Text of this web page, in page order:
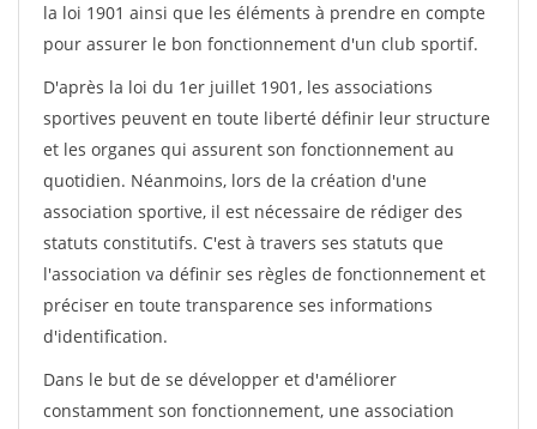
la loi 1901 ainsi que les éléments à prendre en compte
pour assurer le bon fonctionnement d'un club sportif.
D'après la loi du 1er juillet 1901, les associations
sportives peuvent en toute liberté définir leur structure
et les organes qui assurent son fonctionnement au
quotidien. Néanmoins, lors de la création d'une
association sportive, il est nécessaire de rédiger des
statuts constitutifs. C'est à travers ses statuts que
l'association va définir ses règles de fonctionnement et
préciser en toute transparence ses informations
d'identification.
Dans le but de se développer et d'améliorer
constamment son fonctionnement, une association